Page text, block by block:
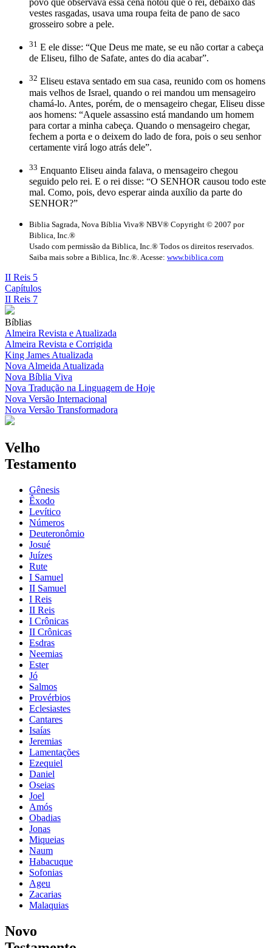
vestes rasgadas, usava uma roupa feita de pano de saco
grosseiro sobre a pele.
31 E ele disse: “Que Deus me mate, se eu não cortar a cabeça
de Eliseu, filho de Safate, antes do dia acabar”.
32 Eliseu estava sentado em sua casa, reunido com os homens
mais velhos de Israel, quando o rei mandou um mensageiro
chamá-lo. Antes, porém, de o mensageiro chegar, Eliseu disse
aos homens: “Aquele assassino está mandando um homem
para cortar a minha cabeça. Quando o mensageiro chegar,
fechem a porta e o deixem do lado de fora, pois o seu senhor
certamente virá logo atrás dele”.
33 Enquanto Eliseu ainda falava, o mensageiro chegou
seguido pelo rei. E o rei disse: “O SENHOR causou todo este
mal. Como, pois, devo esperar ainda auxílio da parte do
SENHOR?”
Biblia Sagrada, Nova Bíblia Viva® NBV® Copyright © 2007 por
Biblica, Inc.®
Usado com permissão da Biblica, Inc.® Todos os direitos reservados.
Saiba mais sobre a Biblica, Inc.®. Acesse: www.biblica.com
II Reis 5
Capítulos
II Reis 7
Bíblias
Almeira Revista e Atualizada
Almeira Revista e Corrigida
King James Atualizada
Nova Almeida Atualizada
Nova Bíblia Viva
Nova Tradução na Linguagem de Hoje
Nova Versão Internacional
Nova Versão Transformadora
Velho
Testamento
Gênesis
Êxodo
Levítico
Números
Deuteronômio
Josué
Juízes
Rute
I Samuel
II Samuel
I Reis
II Reis
I Crônicas
II Crônicas
Esdras
Neemias
Ester
Jó
Salmos
Provérbios
Eclesiastes
Cantares
Isaías
Jeremias
Lamentações
Ezequiel
Daniel
Oseias
Joel
Amós
Obadias
Jonas
Miqueias
Naum
Habacuque
Sofonias
Ageu
Zacarias
Malaquias
Novo